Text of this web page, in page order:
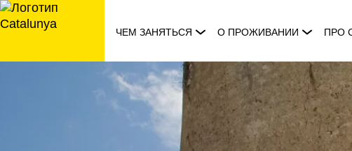
перейти
к
ЧЕМ ЗАНЯТЬСЯ О ПРОЖИВАНИИ ПРО